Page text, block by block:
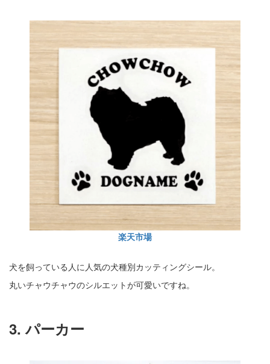
楽天市場
犬を飼っている人に人気の犬種別カッティングシール。
丸いチャウチャウのシルエットが可愛いですね。
3. パーカー